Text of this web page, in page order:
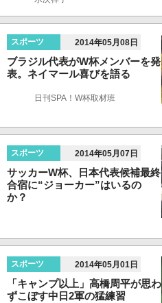
スポーツ 2014年05月08日
ブラジル代表がW杯メンバーを発
表。ネイマール喜びを語る
日刊SPA！W杯取材班
スポーツ 2014年05月07日
サッカーW杯、日本代表候補最終
合宿に“ジョーカー”はいるの
か？
スポーツ 2014年05月01日
「キャンプ以上」高橋周平が思わ
ずこぼす中日2軍の猛練習